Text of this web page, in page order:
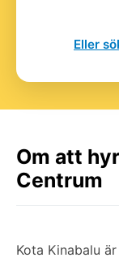
Eller
Om att
Centrum
Kota Kinabalu